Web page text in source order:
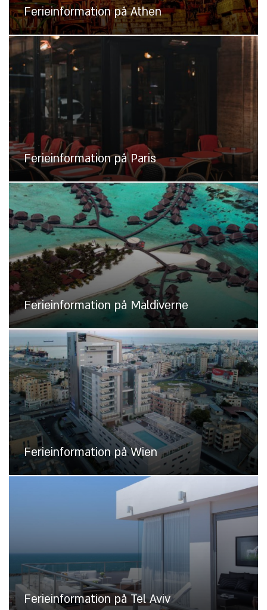
Ferieinformation på Athen
Ferieinformation på Paris
Ferieinformation på Maldiverne
Ferieinformation på Wien
Ferieinformation på Tel Aviv